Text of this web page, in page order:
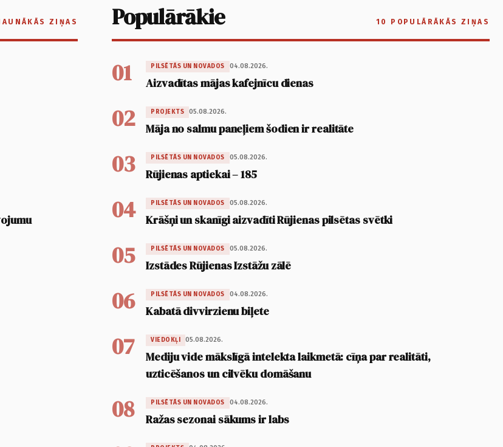
ZIŅAS Populārākie 10 POPULĀRĀKĀS ZIŅAS
01 PILSĒTĀS UN NOVADOS 04.08.2026.
Aizvadītas mājas kafejnīcu dienas
02 PROJEKTS 05.08.2026.
Māja no salmu paneļiem šodien ir realitāte
03 PILSĒTĀS UN NOVADOS 05.08.2026.
Rūjienas aptiekai – 185
04 PILSĒTĀS UN NOVADOS 05.08.2026.
Krāšņi un skanīgi aizvadīti Rūjienas pilsētas svētki
05 PILSĒTĀS UN NOVADOS 05.08.2026.
Izstādes Rūjienas Izstāžu zālē
06 PILSĒTĀS UN NOVADOS 04.08.2026.
Kabatā divvirzienu biļete
07 VIEDOKĻI 05.08.2026.
Mediju vide mākslīgā intelekta laikmetā: cīņa par realitāti,
uzticēšanos un cilvēku domāšanu
08 PILSĒTĀS UN NOVADOS 04.08.2026.
Ražas sezonai sākums ir labs